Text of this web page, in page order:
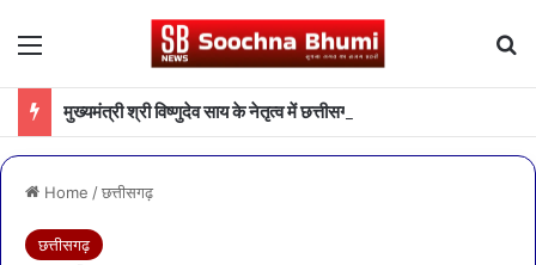
Menu
मुख्यमंत्री श्री विष्णुदेव साय के नेतृत्व में छत्तीसगढ़ को बड़ी उपलब्धि
Home /छत्तीसगढ़
छत्तीसगढ़